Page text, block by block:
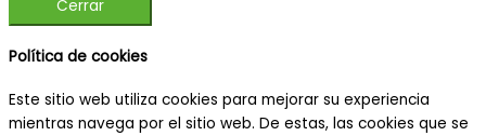
Cerrar
Política de cookies
Este sitio web utiliza cookies para mejorar su experiencia
mientras navega por el sitio web. De estas, las cookies que se